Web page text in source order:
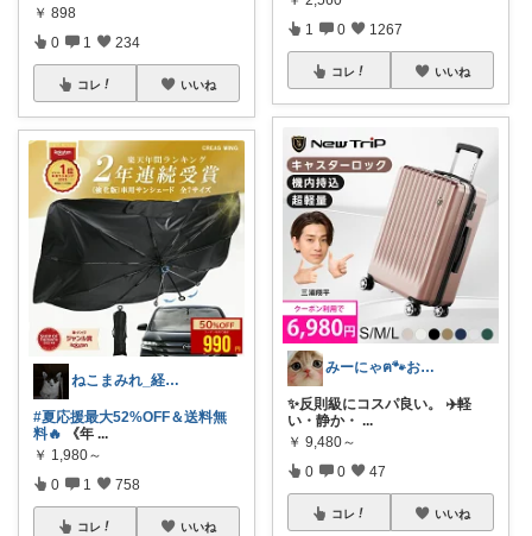
￥ 898
0 1 234
コレ いいね
ねこまみれ_経由感謝致します🐈
#夏応援最大52%OFF＆送料無
料🔥 《年 ...
￥ 1,980～
0 1 758
コレ いいね
1 0 1267
コレ いいね
みーにゃฅ🐾お役立ちになれれば😊
✨反則級にコスパ良い。 ✈️軽
い・静か・ ...
￥ 9,480～
0 0 47
コレ いいね